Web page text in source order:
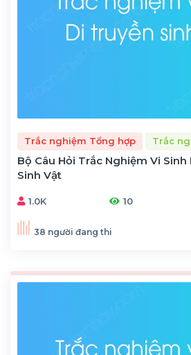
Trắc nghiệm Tổng hợp Trắc
Bộ Câu Hỏi Trắc Nghiệm Vi
Sinh Vật
1.0K 10
38 người đang thi